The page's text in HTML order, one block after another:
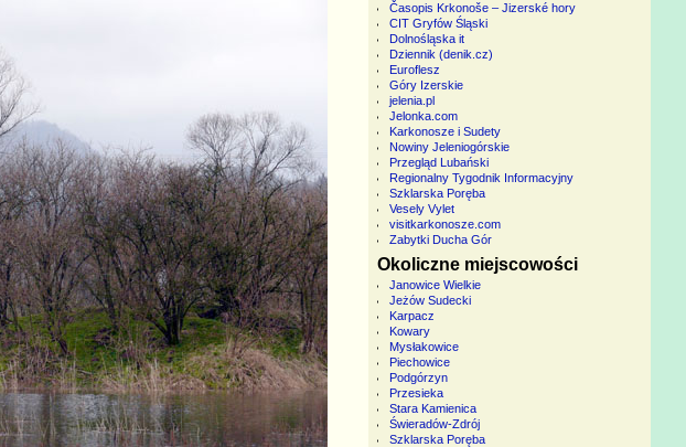
Časopis Krkonoše – Jizerské hory
CIT Gryfów Śląski
Dolnośląska it
Dziennik (denik.cz)
Euroflesz
Góry Izerskie
jelenia.pl
Jelonka.com
Karkonosze i Sudety
Nowiny Jeleniogórskie
Przegląd Lubański
Regionalny Tygodnik Informacyjny
Szklarska Poręba
Vesely Vylet
visitkarkonosze.com
Zabytki Ducha Gór
Okoliczne miejscowości
Janowice Wielkie
Jeżów Sudecki
Karpacz
Kowary
Mysłakowice
Piechowice
Podgórzyn
Przesieka
Stara Kamienica
Świeradów-Zdrój
Szklarska Poręba